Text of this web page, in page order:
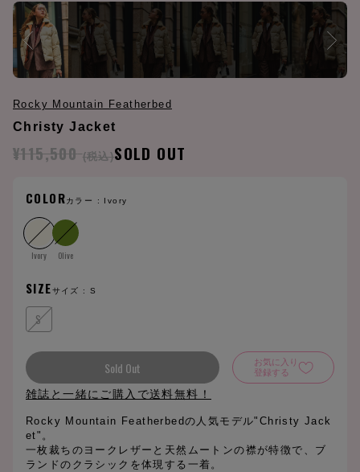
Rocky Mountain Featherbed
Christy Jacket
¥115,500 (税込)SOLD OUT
COLORカラー : Ivory
Ivory Olive
SIZEサイズ :S
S
Sold Out
お気に入り
登録する
雑誌と一緒にご購入で送料無料！
Rocky Mountain Featherbedの人気モデル"Christy Jack
et"。
一枚裁ちのヨークレザーと天然ムートンの襟が特徴で、ブ
ランドのクラシックを体現する一着。